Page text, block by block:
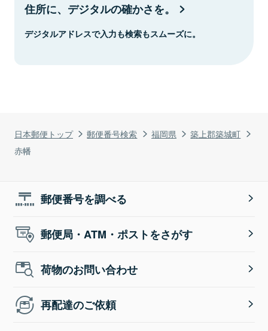
日本郵便トップ 郵便番号検索 福岡県
築上郡築城町
赤幡
住所に、デジタルの確かさを。
デジタルアドレスで入力も検索もスムーズに。
郵便番号を調べる
郵便局・ATM・ポストをさがす
荷物のお問い合わせ
再配達のご依頼